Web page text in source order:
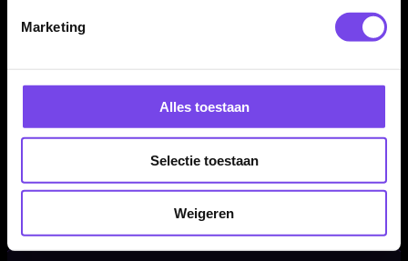
Marketing
Alles toestaan
Selectie toestaan
Weigeren
2-in-1 dartbord set van BULL'S
✓ Geschikt voor kinderen, beginners en recreatief gebruik
Inclusief 6 magnetische darts
✓ Inclusief 6 steeltip dartpijlen
Compleet geleverd als cabinet set
✓ Diameter van 40 cm